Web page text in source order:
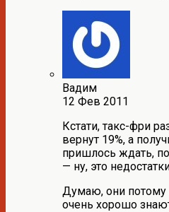
Вадим
12 Фев 2011
Кстати, такс-фри
вернут 19%, а
пришлось ждать,
— ну, это
Думаю, они потому
очень хорошо